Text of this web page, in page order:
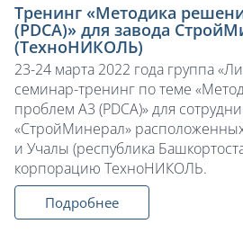
Тренинг «Методика
(PDCA)» для завода
(ТехноНИКОЛЬ)
23-24 марта 2022 года группа
семинар-тренинг по теме
проблем А3 (PDCA)» для
«СтройМинерал»
и Учалы (республика
корпорацию ТехноНИКОЛЬ.
Подробнее